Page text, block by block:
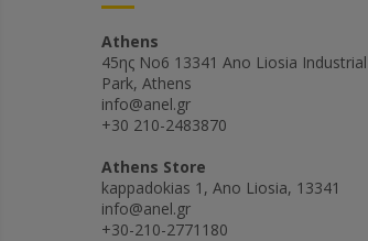
Athens
45ης Νο6 13341 Ano Liosia Industrial
Park, Athens
info@anel.gr
+30 210-2483870
Athens Store
kappadokias 1, Ano Liosia, 13341
info@anel.gr
+30-210-2771180